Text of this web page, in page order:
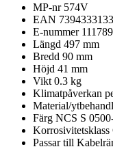
MP-nr 574V
EAN
E-nummer
Längd 497 mm
Bredd 90 mm
Höjd 41 mm
Vikt 0.3 kg
Klimatpåverkan
Material/
Färg NCS S
Korrosivitetsklass
Passar till